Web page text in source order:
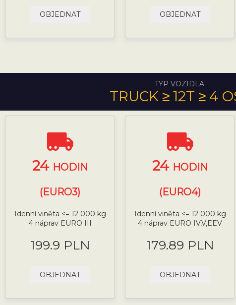
OBJEDNAT OBJEDNAT
TYP VOZIDLA:
TRUCK ≥ 12T ≥ 4
24 HODIN
(EURO3)
1denní viněta <= 12 000 kg
4 náprav EURO III
199.9 PLN
OBJEDNAT
24 HODIN
(EURO4)
1denní viněta <= 12 000 kg
4 náprav EURO IV,V,EEV
179.89 PLN
OBJEDNAT